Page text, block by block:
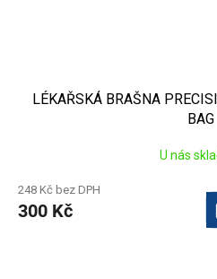
LÉKAŘSKÁ BRAŠNA
BAG
U nás
248 Kč bez DPH
300 Kč